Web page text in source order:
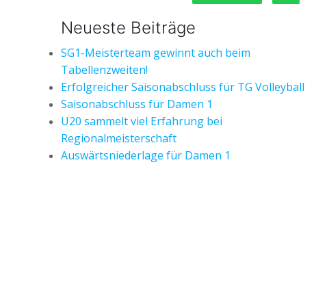
Neueste Beiträge
SG1-Meisterteam gewinnt auch beim
Tabellenzweiten!
Erfolgreicher Saisonabschluss für TG Volleyball
Saisonabschluss für Damen 1
U20 sammelt viel Erfahrung bei
Regionalmeisterschaft
Auswärtsniederlage für Damen 1